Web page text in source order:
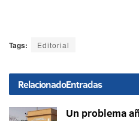
Tags: Editorial
RelacionadoEntradas
Un problema